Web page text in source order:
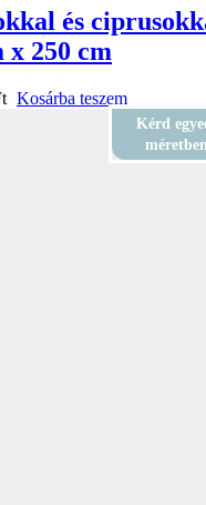
és
x 250 cm
Kosárba teszem
Kérd